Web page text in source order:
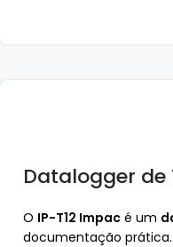
Datalogger de
O IP-T12 Impac é um
documentação